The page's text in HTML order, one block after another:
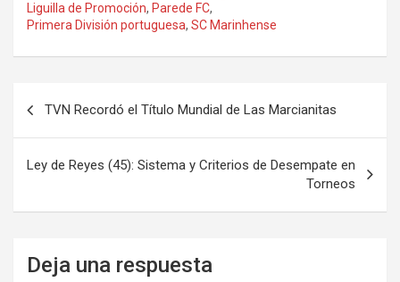
Liguilla de Promoción, Parede FC,
Primera División portuguesa, SC Marinhense
entradas
TVN Recordó el Título Mundial de Las Marcianitas
Ley de Reyes (45): Sistema y Criterios de Desempate en
Torneos
Deja una respuesta